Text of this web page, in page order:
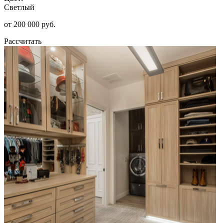
Светлый
от 200 000 руб.
Рассчитать